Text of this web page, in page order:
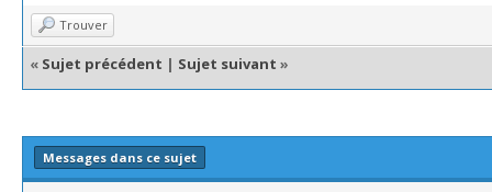
Trouver
« Sujet précédent | Sujet suivant »
Messages dans ce sujet